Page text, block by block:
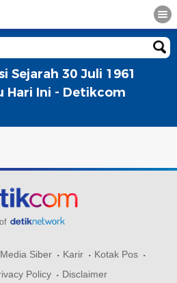
Sejarah 30 Juli 1961
Hari Ini - Detikcom
Siber Karir
Kotak Pos
Policy Disclaimer